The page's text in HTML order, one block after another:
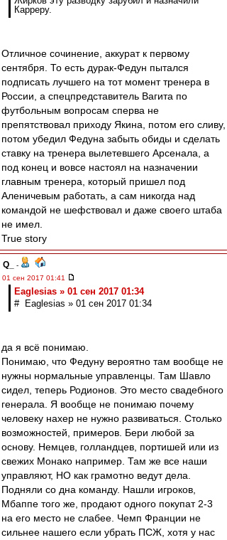
Карреру.
Отличное сочинение, аккурат к первому
сентября. То есть дурак-Федун пытался
подписать лучшего на тот момент тренера в
России, а спецпредставитель Вагита по
футбольным вопросам сперва не
препятствовал приходу Якина, потом его сливу,
потом убедил Федуна забыть обиды и сделать
ставку на тренера вылетевшего Арсенала, а
под конец и вовсе настоял на назначении
главным тренера, который пришел под
Аленичевым работать, а сам никогда над
командой не шефствовал и даже своего штаба
не имел.
True story
Q_
-
01 сен 2017 01:41
Eaglesias » 01 сен 2017 01:34
# Eaglesias » 01 сен 2017 01:34
да я всё понимаю.
Понимаю, что Федуну вероятно там вообще не
нужны нормальные управленцы. Там Шавло
сидел, теперь Родионов. Это место свадебного
генерала. Я вообще не понимаю почему
человеку нахер не нужно развиваться. Столько
возможностей, примеров. Бери любой за
основу. Немцев, голландцев, портишей или из
свежих Монако например. Там же все наши
управляют, НО как грамотно ведут дела.
Подняли со дна команду. Нашли игроков,
Мбаппе того же, продают одного покупат 2-3
на его место не слабее. Чемп Франции не
сильнее нашего если убрать ПСЖ, хотя у нас